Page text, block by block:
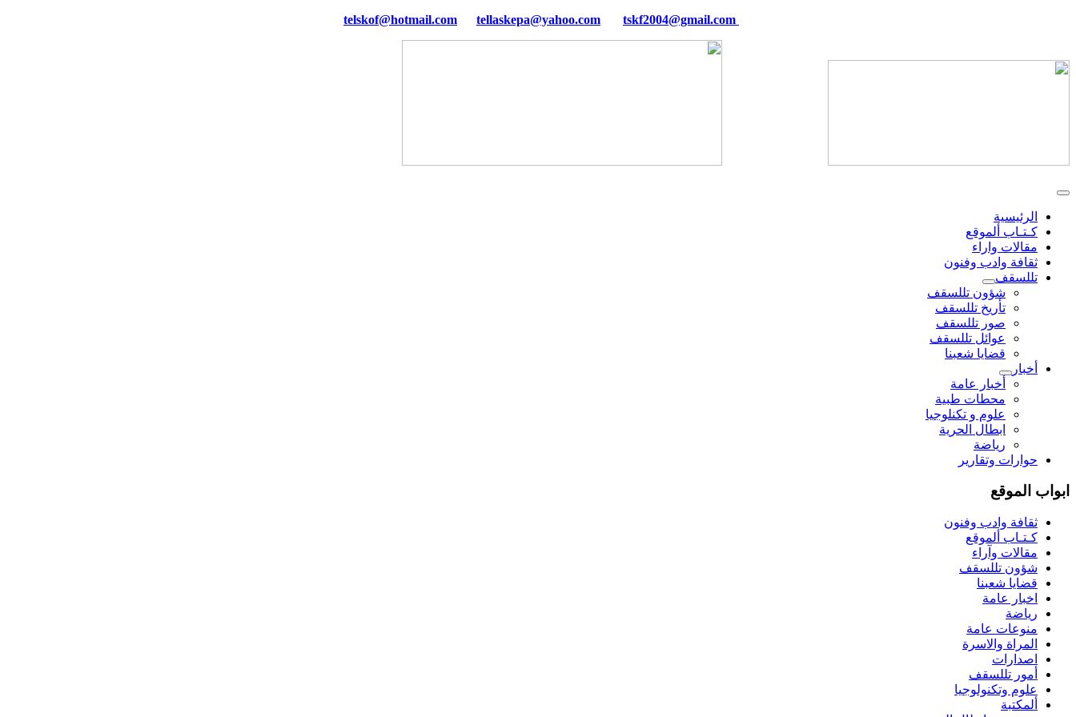
tellaskepa@yahoo.com tskf2004@gmail.com
الرئيسية
كـتـاب ألموقع
مقالات واراء
ثقافة وادب وفنون
تللسقف
شؤون تللسقف
تأريخ تللسقف
صور تللسقف
عوائل تللسقف
قضايا شعبنا
أخبار
أخبار عامة
محطات طبية
علوم و تکنلوجیا
ابطال الحرية
رياضة
حوارات وتقارير
ابواب الموقع
ثقافة وادب وفنون
كـتـاب ألموقع
مقالات وآراء
شؤون تللسقف
قضايا شعبنا
اخبار عامة
رياضة
منوعات عامة
المراة والاسرة
اصدارات
أمور تللسقف
علوم وتكنولوجيا
ألمكتبة